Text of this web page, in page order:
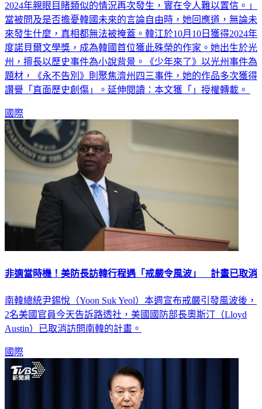
2024年親眼目睹類似的情況再次發生，實在令人難以置信。」
當被問及是否擔憂韓國未來的言論自由時，她回應道，無論未
來發生什麼，真相都無法被掩蓋。韓江於10月10日獲得2024年
度諾貝爾文學獎，成為韓國首位獲此殊榮的作家。她出生於光
州，擅長以歷史事件為小說背景。《少年來了》以光州事件為
題材，《永不告別》則聚焦濟州四三事件，她的作品多次獲得
讚譽「直面歷史創傷」。延伸閱讀：本文獲「」授權轉載。
國際
非適當時機！美防長訪韓行程遇「戒嚴令風波」 計畫已取消
南韓總統尹錫悅（Yoon Suk Yeol）本週宣布戒嚴引發風波後，
2名美國官員今天告訴路透社，美國國防部長奧斯汀（Lloyd
Austin）已取消訪問南韓的計畫。
國際